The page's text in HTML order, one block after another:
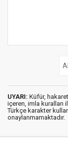
UYARI: Küfür,
içeren, imla kuralları
Türkçe karakter
onaylanmamaktadır.